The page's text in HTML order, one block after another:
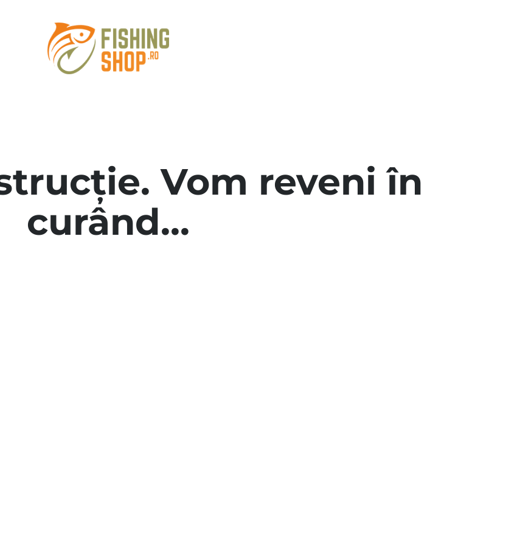
Vom reveni în
curând...